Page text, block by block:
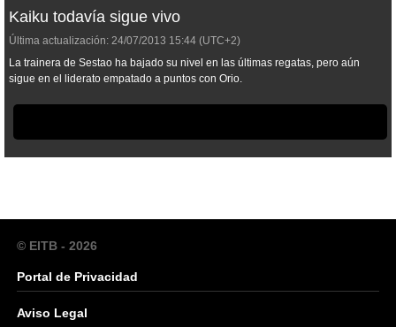
Kaiku todavía sigue vivo
Última actualización: 24/07/2013 15:44 (UTC+2)
La trainera de Sestao ha bajado su nivel en las últimas regatas, pero aún
sigue en el liderato empatado a puntos con Orio.
© EITB - 2026
Portal de Privacidad
Aviso Legal